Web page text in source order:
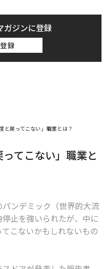
ガジンに登録
録
と戻ってこない」職業とは？
てこない」職業と
ンデミック（世界的大流
止を強いられたが、中に
こないかもしれないもの